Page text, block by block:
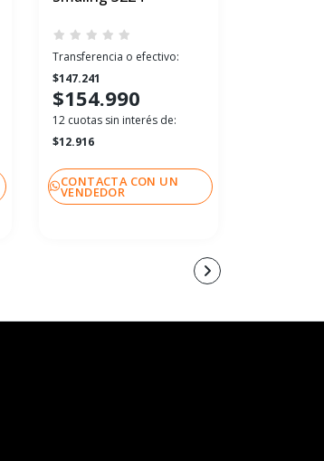
Transferencia o efectivo:
$147.241
$154.990
12 cuotas sin interés de:
$12.916
CONTACTA CON UN
VENDEDOR